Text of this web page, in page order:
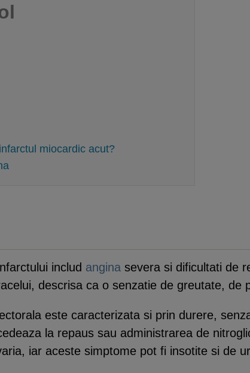
miocardic acut?
includ angina severa si dificultati de
descrisa ca o senzatie de greutate, de
este caracterizata si prin durere,
la repaus sau administrarea de
iar aceste simptome pot fi insotite si de